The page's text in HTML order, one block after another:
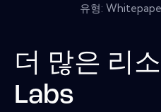
유형:
더 많은 리
Labs